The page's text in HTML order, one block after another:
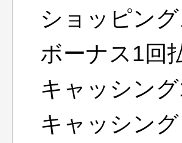
ショッピン
ボーナス1回
キャッシン
キャッシン